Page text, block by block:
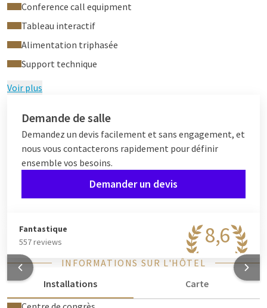
Conference call equipment
Tableau interactif
Alimentation triphasée
Support technique
Voir plus
Demande de salle
Demandez un devis facilement et sans engagement, et
nous vous contacterons rapidement pour définir
ensemble vos besoins.
Demander un devis
8,6
Fantastique
557 reviews
INFORMATIONS SUR L'HÔTEL
Installations
Carte